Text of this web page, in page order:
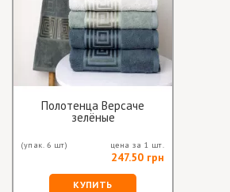
Полотенца Версаче
зелёные
(упак. 6 шт) цена за 1 шт.
247.50 грн
КУПИТЬ